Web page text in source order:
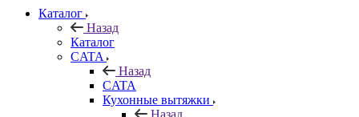
Каталог
Назад
Каталог
CATA
Назад
CATA
Кухонные вытяжки
Назад